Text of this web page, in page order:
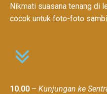
Nikmati suasana tenang di
cocok untuk foto-foto
10.00 – Kunjungan ke